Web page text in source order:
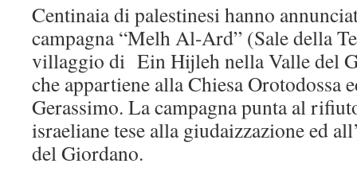
Centinaia di palestinesi hanno
campagna “Melh Al-Ard” (Sale della
villaggio di Ein Hijleh nella Valle del
che appartiene alla Chiesa Orotodossa
Gerassimo. La campagna punta al
israeliane tese alla giudaizzazione ed
del Giordano.